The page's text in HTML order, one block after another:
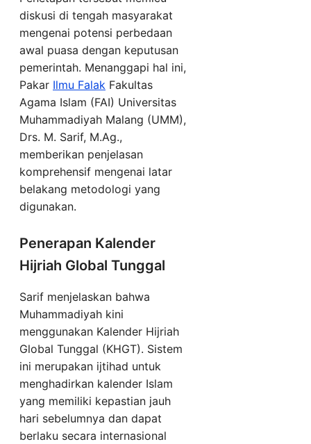
diskusi di tengah masyarakat
mengenai potensi perbedaan
awal puasa dengan keputusan
pemerintah. Menanggapi hal ini,
Pakar Ilmu Falak Fakultas
Agama Islam (FAI) Universitas
Muhammadiyah Malang (UMM),
Drs. M. Sarif, M.Ag.,
memberikan penjelasan
komprehensif mengenai latar
belakang metodologi yang
digunakan.
Penerapan Kalender
Hijriah Global Tunggal
Sarif menjelaskan bahwa
Muhammadiyah kini
menggunakan Kalender Hijriah
Global Tunggal (KHGT). Sistem
ini merupakan ijtihad untuk
menghadirkan kalender Islam
yang memiliki kepastian jauh
hari sebelumnya dan dapat
berlaku secara internasional